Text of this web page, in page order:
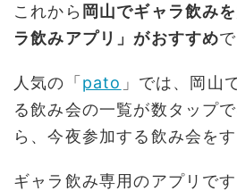
これから 岡山でギャラ飲み
ラ飲みアプリ」がおすすめ
人気の「pato 」では、岡山
る飲み会の一覧が数タップ
ら、今夜参加する飲み会を
ギャラ飲み専用のアプリで